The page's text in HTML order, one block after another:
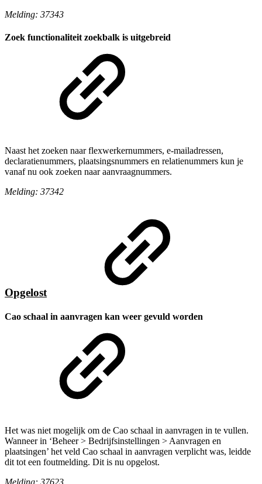
Melding: 37343
Zoek functionaliteit zoekbalk is uitgebreid
Naast het zoeken naar flexwerkernummers, e-mailadressen,
declaratienummers, plaatsingsnummers en relatienummers kun je
vanaf nu ook zoeken naar aanvraagnummers.
Melding: 37342
Opgelost
Cao schaal in aanvragen kan weer gevuld worden
Het was niet mogelijk om de Cao schaal in aanvragen in te vullen.
Wanneer in ‘Beheer > Bedrijfsinstellingen > Aanvragen en
plaatsingen’ het veld Cao schaal in aanvragen verplicht was, leidde
dit tot een foutmelding. Dit is nu opgelost.
Melding: 37623